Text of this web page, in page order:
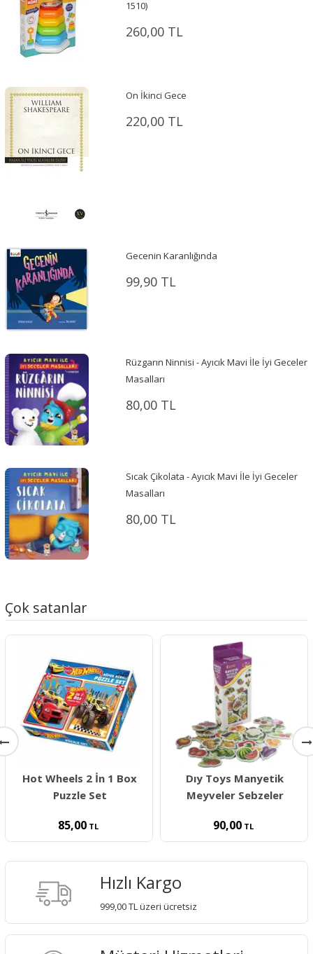
1510)
260,00 TL
On İkinci Gece
220,00 TL
Gecenin Karanlığında
99,90 TL
Rüzgarın Ninnisi - Ayıcık Mavi İle İyi Geceler
Masalları
80,00 TL
Sıcak Çikolata - Ayıcık Mavi İle İyi Geceler
Masalları
80,00 TL
Çok satanlar
Hot Wheels 2 İn 1 Box
Puzzle Set
85,00TL
Dıy Toys Manyetik
Meyveler Sebzeler
90,00TL
Hızlı Kargo
999,00 TL üzeri ücretsiz